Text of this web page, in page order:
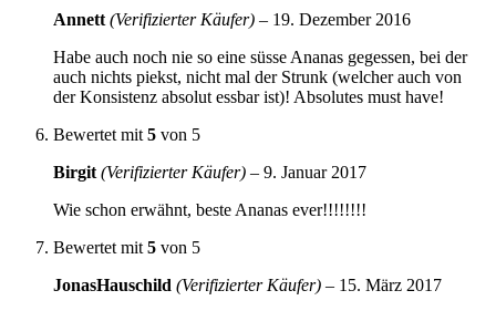
Annett (Verifizierter Käufer) – 19. Dezember 2016
Habe auch noch nie so eine süsse Ananas gegessen, bei der
auch nichts piekst, nicht mal der Strunk (welcher auch von
der Konsistenz absolut essbar ist)! Absolutes must have!
Bewertet mit 5 von 5
Birgit (Verifizierter Käufer) – 9. Januar 2017
Wie schon erwähnt, beste Ananas ever!!!!!!!!
Bewertet mit 5 von 5
JonasHauschild (Verifizierter Käufer) – 15. März 2017